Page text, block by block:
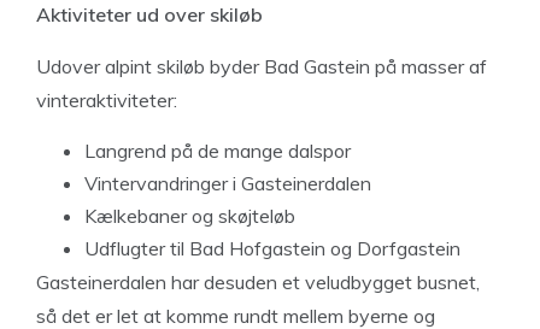
Aktiviteter ud over skiløb
Udover alpint skiløb byder Bad Gastein på masser af
vinteraktiviteter:
Langrend på de mange dalspor
Vintervandringer i Gasteinerdalen
Kælkebaner og skøjteløb
Udflugter til Bad Hofgastein og Dorfgastein
Gasteinerdalen har desuden et veludbygget busnet,
så det er let at komme rundt mellem byerne og